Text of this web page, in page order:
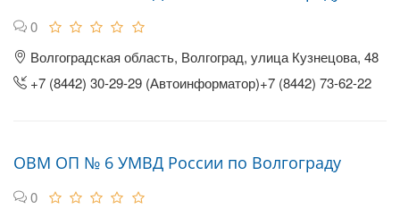
0
Волгоградская область, Волгоград, улица Кузнецова, 48
+7 (8442) 30-29-29 (Автоинформатор)+7 (8442) 73-62-22
ОВМ ОП № 6 УМВД России по Волгограду
0